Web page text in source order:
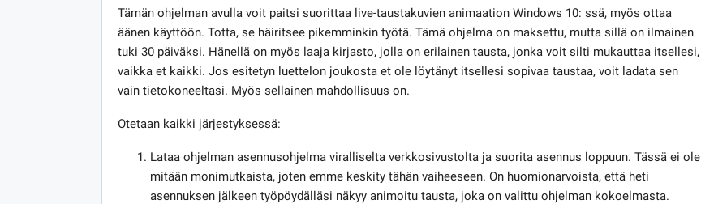
Tämän ohjelman avulla voit paitsi suorittaa live-taustakuvien animaation Windows 10: ssä, myös ottaa
äänen käyttöön. Totta, se häiritsee pikemminkin työtä. Tämä ohjelma on maksettu, mutta sillä on ilmainen
tuki 30 päiväksi. Hänellä on myös laaja kirjasto, jolla on erilainen tausta, jonka voit silti mukauttaa itsellesi,
vaikka et kaikki. Jos esitetyn luettelon joukosta et ole löytänyt itsellesi sopivaa taustaa, voit ladata sen
vain tietokoneeltasi. Myös sellainen mahdollisuus on.
Otetaan kaikki järjestyksessä:
Lataa ohjelman asennusohjelma viralliselta verkkosivustolta ja suorita asennus loppuun. Tässä ei ole
mitään monimutkaista, joten emme keskity tähän vaiheeseen. On huomionarvoista, että heti
asennuksen jälkeen työpöydälläsi näkyy animoitu tausta, joka on valittu ohjelman kokoelmasta.